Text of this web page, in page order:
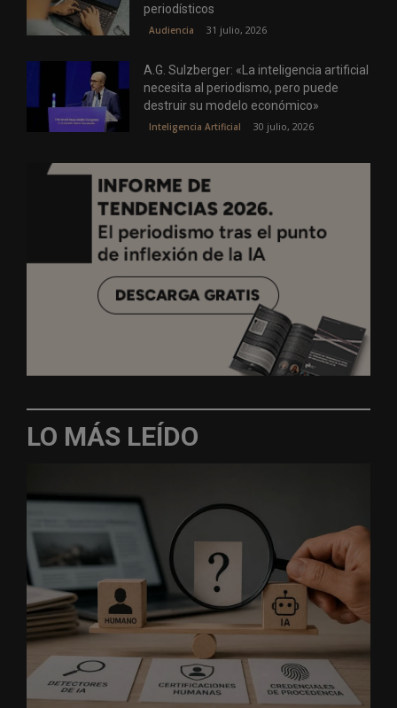
periodísticos
Audiencia 31 julio, 2026
A.G. Sulzberger: «La inteligencia artificial
necesita al periodismo, pero puede
destruir su modelo económico»
Inteligencia Artificial 30 julio, 2026
LO MÁS LEÍDO